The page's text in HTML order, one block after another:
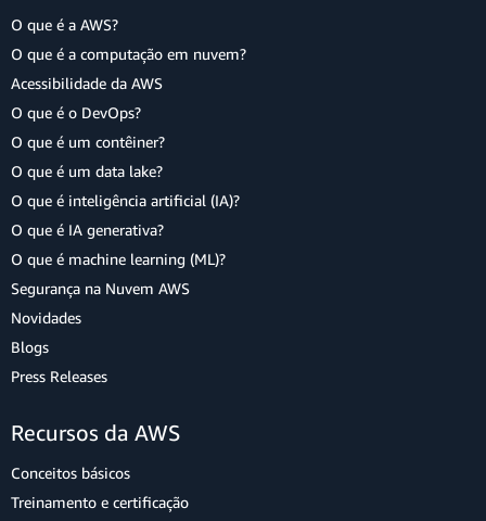
O que é a AWS?
O que é a computação em nuvem?
Acessibilidade da AWS
O que é o DevOps?
O que é um contêiner?
O que é um data lake?
O que é inteligência artificial (IA)?
O que é IA generativa?
O que é machine learning (ML)?
Segurança na Nuvem AWS
Novidades
Blogs
Press Releases
Recursos da AWS
Conceitos básicos
Treinamento e certificação